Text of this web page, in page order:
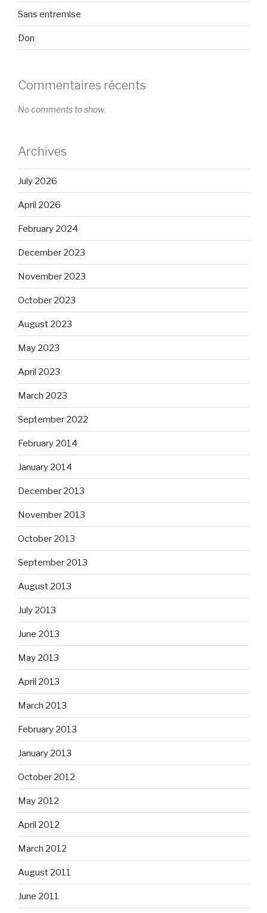
Sans entremise
Don
Commentaires récents
No comments to show.
Archives
July 2026
April 2026
February 2024
December 2023
November 2023
October 2023
August 2023
May 2023
April 2023
March 2023
September 2022
February 2014
January 2014
December 2013
November 2013
October 2013
September 2013
August 2013
July 2013
June 2013
May 2013
April 2013
March 2013
February 2013
January 2013
October 2012
May 2012
April 2012
March 2012
August 2011
June 2011